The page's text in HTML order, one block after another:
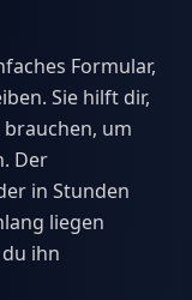
Formular,
Sie hilft dir,
um
Der
in Stunden
liegen
ihn